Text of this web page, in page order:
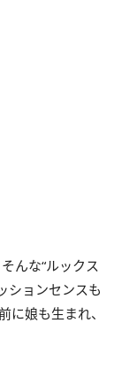
んな“ルックス
ションセンスも
に娘も生まれ、